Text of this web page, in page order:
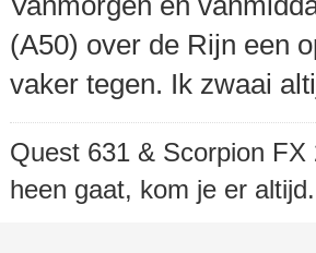
(A50) over de Rijn een
vaker tegen. Ik zwaai
Quest 631 & Scorpion
heen gaat, kom je er